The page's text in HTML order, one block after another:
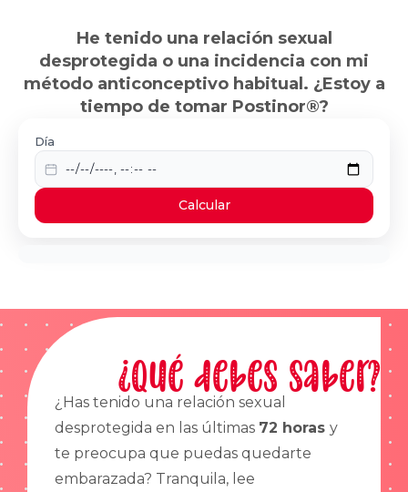
He tenido una relación sexual
desprotegida o una incidencia con mi
método anticonceptivo habitual. ¿Estoy a
tiempo de tomar Postinor®?
Día
Calcular
¿Qué debes saber?
¿Has tenido una relación sexual
desprotegida en las últimas 72 horas y
te preocupa que puedas quedarte
embarazada? Tranquila, lee